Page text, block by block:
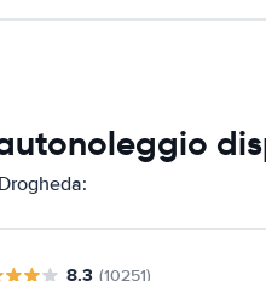
8.3 (10251)